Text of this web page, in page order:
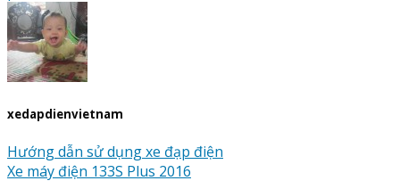
xedapdienvietnam
Hướng dẫn sử dụng xe đạp điện
Xe máy điện 133S Plus 2016